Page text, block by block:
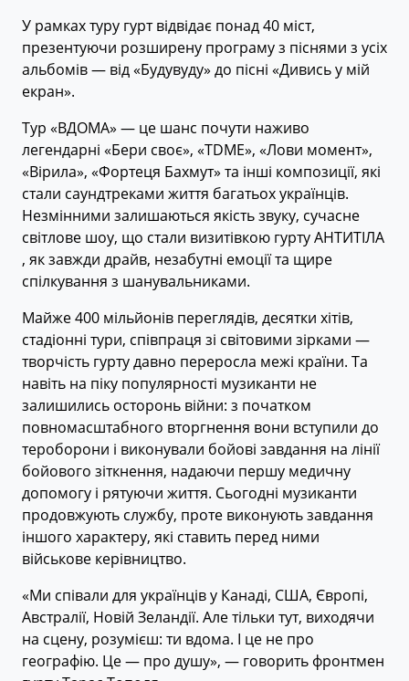
У рамках туру гурт відвідає понад 40 міст,
презентуючи розширену програму з піснями з усіх
альбомів — від «Будувуду» до пісні «Дивись у мій
екран».
Тур «ВДОМА» — це шанс почути наживо
легендарні «Бери своє», «TDME», «Лови момент»,
«Вірила», «Фортеця Бахмут» та інші композиції, які
стали саундтреками життя багатьох українців.
Незмінними залишаються якість звуку, сучасне
світлове шоу, що стали визитівкою гурту АНТИТІЛА
, як завжди драйв, незабутні емоції та щире
спілкування з шанувальниками.
Майже 400 мільйонів переглядів, десятки хітів,
стадіонні тури, співпраця зі світовими зірками —
творчість гурту давно переросла межі країни. Та
навіть на піку популярності музиканти не
залишились осторонь війни: з початком
повномасштабного вторгнення вони вступили до
тероборони і виконували бойові завдання на лінії
бойового зіткнення, надаючи першу медичну
допомогу і рятуючи життя. Сьогодні музиканти
продовжують службу, проте виконують завдання
іншого характеру, які ставить перед ними
військове керівництво.
«Ми співали для українців у Канаді, США, Європі,
Австралії, Новій Зеландії. Але тільки тут, виходячи
на сцену, розумієш: ти вдома. І це не про
географію. Це — про душу», — говорить фронтмен